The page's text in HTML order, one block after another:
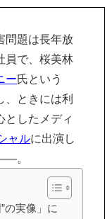
問題は長年放
員で、桜美林
ー氏という
、ときには利
としたメディ
ャルに出演し
。
の実像」に